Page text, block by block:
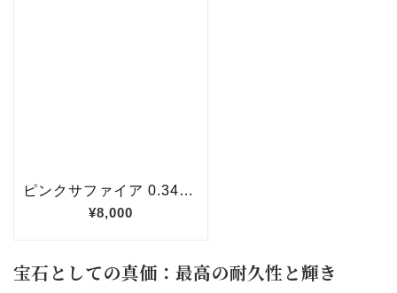
宝石としての真価：最高の耐久性と輝き